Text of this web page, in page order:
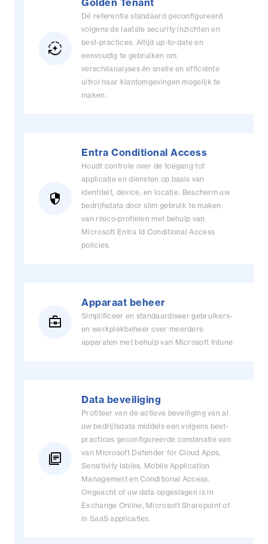
auto_mode
Golden Tenant
Dé referentie standaard geconfigureerd
volgens de laatste security inzichten en
best-practices. Altijd up-to-date en
eenvoudig te gebruiken om
verschilanalyses én snelle en efficiënte
uitrol naar klantomgevingen mogelijk te
maken.
security
Entra Conditional Access
Houdt controle over de toegang tot
applicatie en diensten op basis van
identiteit, device, en locatie. Bescherm uw
bedrijfsdata door slim gebruik te maken
van risico-profielen met behulp van
Microsoft Entra Id Conditional Access
policies.
business_center
Apparaat beheer
Simplificeer en standaardiseer gebruikers-
en werkplekbeheer over meerdere
apparaten met behulp van Microsoft Intune
library_books
Data beveiliging
Profiteer van de actieve beveiliging van al
uw bedrijfsdata middels een volgens best-
practices geconfigureerde combinatie van
van Microsoft Defender for Cloud Apps,
Sensitivity lables, Mobile Application
Management en Conditional Access.
Ongeacht of uw data opgeslagen is in
Exchange Online, Microsoft Sharepoint of
in SaaS applicaties.